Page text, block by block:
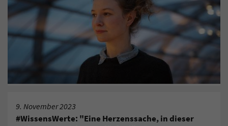
9. November 2023
#WissensWerte: "Eine Herzenssache, in dieser